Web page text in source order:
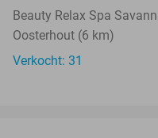
Beauty Relax Spa
Oosterhout (6 km)
Verkocht: 31